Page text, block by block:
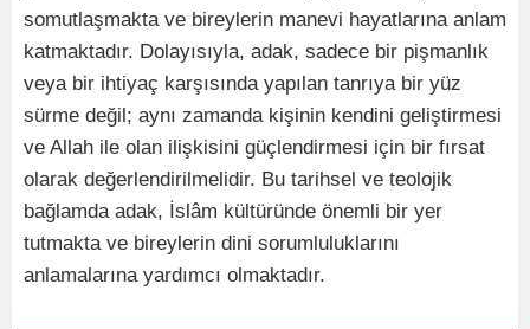
somutlaşmakta ve bireylerin manevi hayatlarına anlam
katmaktadır. Dolayısıyla, adak, sadece bir pişmanlık
veya bir ihtiyaç karşısında yapılan tanrıya bir yüz
sürme değil; aynı zamanda kişinin kendini geliştirmesi
ve Allah ile olan ilişkisini güçlendirmesi için bir fırsat
olarak değerlendirilmelidir. Bu tarihsel ve teolojik
bağlamda adak, İslâm kültüründe önemli bir yer
tutmakta ve bireylerin dini sorumluluklarını
anlamalarına yardımcı olmaktadır.